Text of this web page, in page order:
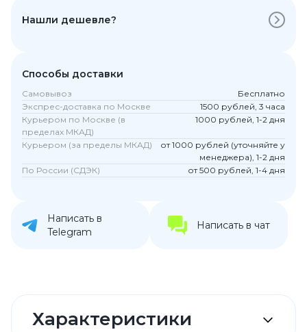
Нашли дешевле?
Способы доставки
Самовывоз
Бесплатно
Экспрес-доставка по Москве
1500 рублей, 3 часа
Курьером по Москве (в
пределах МКАД)
1000 рублей, 1-2 дня
Курьером (за пределы МКАД)
от 1000 рублей (уточняйте у
менеджера), 1-2 дня
По России (СДЭК)
от 500 рублей, 1-4 дня
Написать в
Telegram
Написать в чат
Характеристики